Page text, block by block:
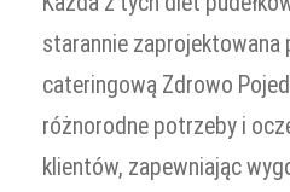
starannie zaprojektowana
cateringową Zdrowo
różnorodne potrzeby i
klientów, zapewniając